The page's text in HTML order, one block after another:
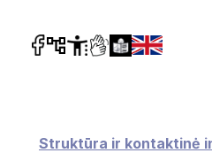
Struktūra ir kontaktinė